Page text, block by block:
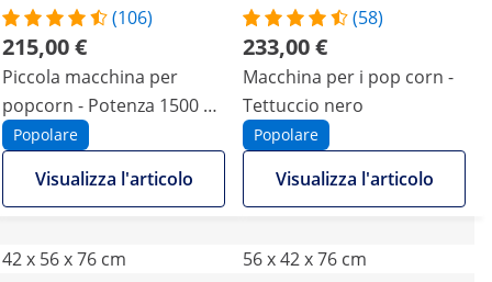
(106)
215,00 €
Piccola macchina per
popcorn - Potenza 1500 W,
acciaio inox, vetro
temperato, rivestimento
antiaderente
Popolare
Visualizza l'articolo
(58)
233,00 €
Macchina per i pop corn -
Tettuccio nero
Popolare
Visualizza l'articolo
42 x 56 x 76 cm
56 x 42 x 76 cm